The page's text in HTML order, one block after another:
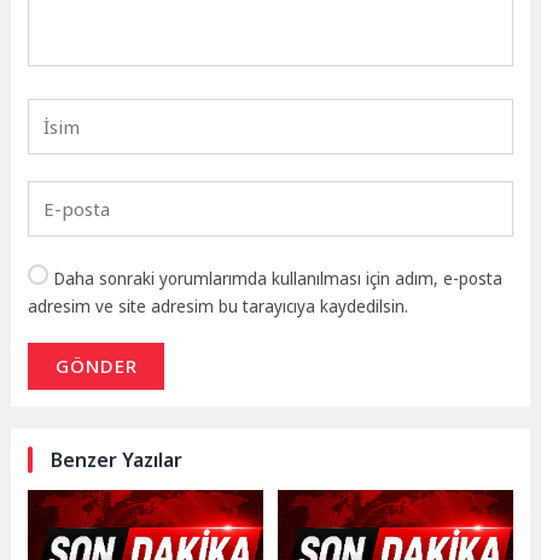
Daha sonraki yorumlarımda kullanılması için adım, e-posta
adresim ve site adresim bu tarayıcıya kaydedilsin.
GÖNDER
Benzer Yazılar